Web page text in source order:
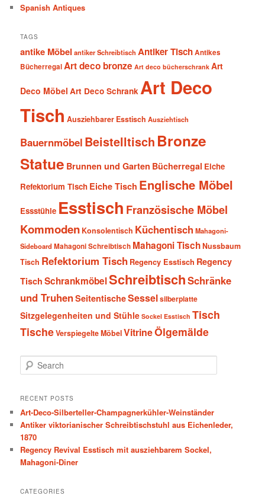
Spanish Antiques
TAGS
antike Möbel antiker Schreibtisch Antiker TischAntikes
BücherregalArt deco bronze Art deco bücherschrank Art
Deco Möbel Art Deco Schrank Art Deco
Tisch Ausziehbarer Esstisch Ausziehtisch
Bauernmöbel Beistelltisch Bronze
Statue Brunnen und Garten Bücherregal Eiche
Refektorium Tisch Eiche Tisch Englische Möbel
Essstühle Esstisch Französische Möbel
Kommoden Konsolentisch Küchentisch Mahagoni-
SideboardMahagoni Schreibtisch Mahagoni TischNussbaum
Tisch Refektorium Tisch Regency Esstisch Regency
Tisch SchrankmöbelSchreibtischSchränke
und TruhenSeitentischeSesselsilberplatte
Sitzgelegenheiten und Stühle Sockel Esstisch Tisch
TischeVerspiegelte MöbelVitrineÖlgemälde
e
r
h
RECENT POSTS
Art-Deco-Silberteller-Champagnerkühler-Weinständer
Antiker viktorianischer Schreibtischstuhl aus Eichenleder,
1870
Regency Revival Esstisch mit ausziehbarem Sockel,
Mahagoni-Diner
CATEGORIES